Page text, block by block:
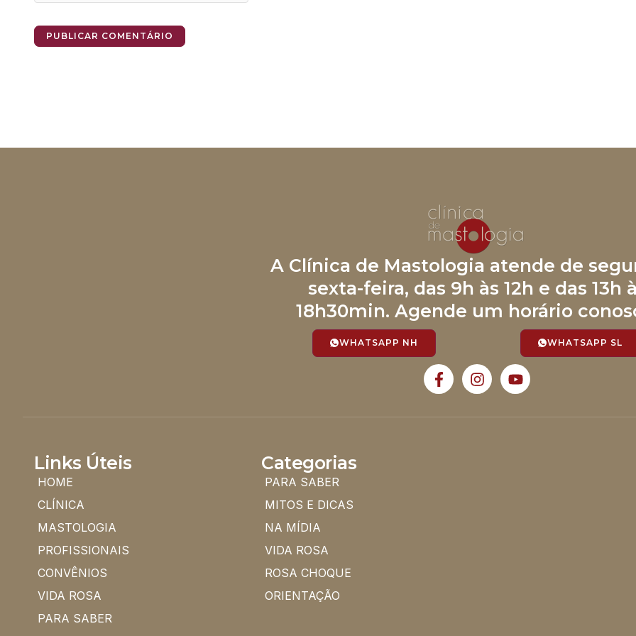
A Clínica de Mastologia atende de
sexta-feira, das 9h às 12h e das 13h
18h30min. Agende um horário
WHATSAPP NH WHATSAPP SL
Links Úteis
HOME
CLÍNICA
MASTOLOGIA
PROFISSIONAIS
CONVÊNIOS
VIDA ROSA
PARA SABER
Categorias
PARA SABER
MITOS E DICAS
NA MÍDIA
VIDA ROSA
ROSA CHOQUE
ORIENTAÇÃO